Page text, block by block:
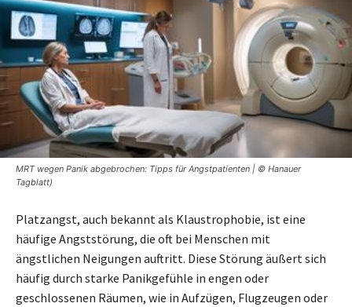
MRT wegen Panik abgebrochen: Tipps für Angstpatienten | © Hanauer
Tagblatt)
Platzangst, auch bekannt als Klaustrophobie, ist eine
häufige Angststörung, die oft bei Menschen mit
ängstlichen Neigungen auftritt. Diese Störung äußert sich
häufig durch starke Panikgefühle in engen oder
geschlossenen Räumen, wie in Aufzügen, Flugzeugen oder